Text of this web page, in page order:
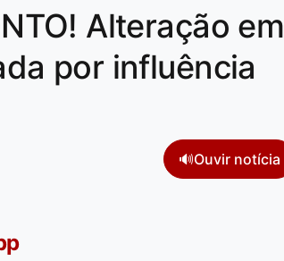
Alteração em
por influência
🔊Ouvir notícia